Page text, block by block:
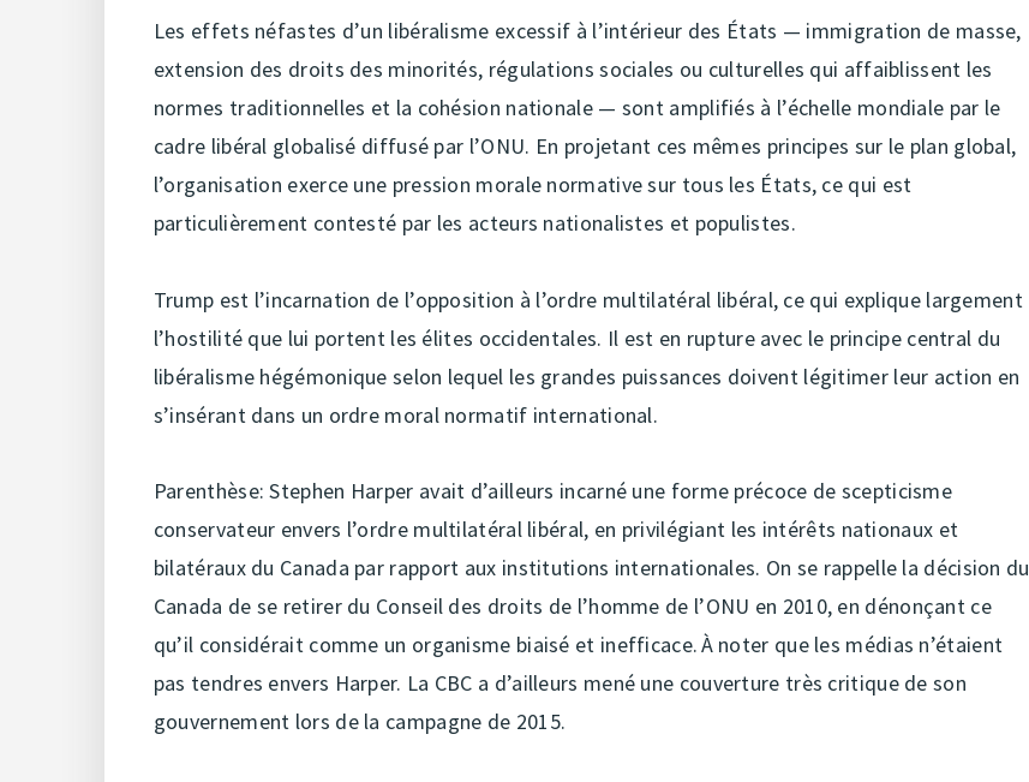
Les effets néfastes d’un libéralisme excessif à l’intérieur des États — immigration de masse,
extension des droits des minorités, régulations sociales ou culturelles qui affaiblissent les
normes traditionnelles et la cohésion nationale — sont amplifiés à l’échelle mondiale par le
cadre libéral globalisé diffusé par l’ONU. En projetant ces mêmes principes sur le plan global,
l’organisation exerce une pression morale normative sur tous les États, ce qui est
particulièrement contesté par les acteurs nationalistes et populistes.
Trump est l’incarnation de l’opposition à l’ordre multilatéral libéral, ce qui explique largement
l’hostilité que lui portent les élites occidentales. Il est en rupture avec le principe central du
libéralisme hégémonique selon lequel les grandes puissances doivent légitimer leur action en
s’insérant dans un ordre moral normatif international.
Parenthèse: Stephen Harper avait d’ailleurs incarné une forme précoce de scepticisme
conservateur envers l’ordre multilatéral libéral, en privilégiant les intérêts nationaux et
bilatéraux du Canada par rapport aux institutions internationales. On se rappelle la décision du
Canada de se retirer du Conseil des droits de l’homme de l’ONU en 2010, en dénonçant ce
qu’il considérait comme un organisme biaisé et inefficace. À noter que les médias n’étaient
pas tendres envers Harper. La CBC a d’ailleurs mené une couverture très critique de son
gouvernement lors de la campagne de 2015.